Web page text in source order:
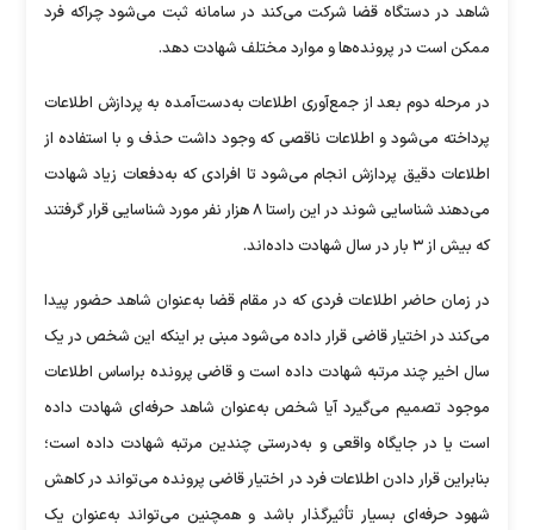
شاهد در دستگاه قضا شرکت می‌کند در سامانه ثبت می‌شود چراکه فرد
ممکن است در پرونده‌ها و موارد مختلف شهادت دهد.
در مرحله دوم بعد از جمع‌آوری اطلاعات به‌دست‌آمده به پردازش اطلاعات
پرداخته می‌شود و اطلاعات ناقصی که وجود داشت حذف و با استفاده از
اطلاعات دقیق پردازش انجام می‌شود تا افرادی که به‌دفعات زیاد شهادت
می‌دهند شناسایی شوند در این راستا ۸ هزار نفر مورد شناسایی قرار گرفتند
که بیش از ۳ بار در سال شهادت داده‌اند.
در زمان حاضر اطلاعات فردی که در مقام قضا به‌عنوان شاهد حضور پیدا
می‌کند در اختیار قاضی قرار داده می‌شود مبنی بر اینکه این شخص در یک
سال اخیر چند مرتبه شهادت داده است و قاضی پرونده براساس اطلاعات
موجود تصمیم می‌گیرد آیا شخص به‌عنوان شاهد حرفه‌ای شهادت داده
است یا در جایگاه واقعی و به‌درستی چندین مرتبه شهادت داده است؛
بنابراین قرار دادن اطلاعات فرد در اختیار قاضی پرونده می‌تواند در کاهش
شهود حرفه‌ای بسیار تأثیرگذار باشد و همچنین می‌تواند به‌عنوان یک